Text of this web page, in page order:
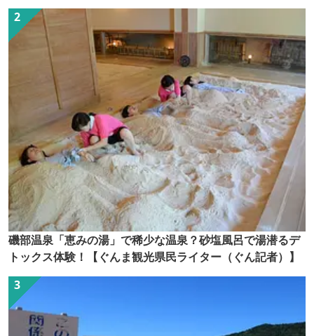
磯部温泉「恵みの湯」で稀少な温泉？砂塩風呂で湯潜るデ
トックス体験！【ぐんま観光県民ライター（ぐん記者）】